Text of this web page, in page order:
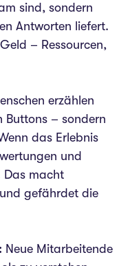
sind, sondern
Antworten liefert.
– Ressourcen,
erzählen
Buttons – sondern
das Erlebnis
und
Das macht
gefährdet die
Neue Mitarbeitende